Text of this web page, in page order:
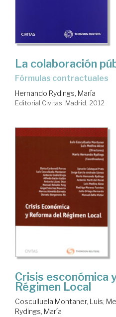
La colaboración
fórmulas contractuales
Hernando Rydings, María
Editorial Civitas. Madrid, 2012
Crisis esconómica
Régimen Local
Cosculluela Montaner, Luis;
Rydings, María